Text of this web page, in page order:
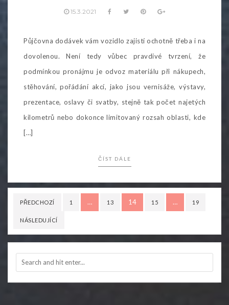
15.3.2021
Půjčovna dodávek vám vozidlo zajistí ochotně třeba i na
dovolenou. Není tedy vůbec pravdivé tvrzení, že
podmínkou pronájmu je odvoz materiálu při nákupech,
stěhování, pořádání akcí, jako jsou vernisáže, výstavy,
prezentace, oslavy či svatby, stejně tak počet najetých
kilometrů nebo dokonce limitovaný rozsah oblasti, kde
[…]
ČÍST DÁLE
Stránkování
PŘEDCHOZÍ 1 … 13 14 15 … 19
NÁSLEDUJÍCÍ